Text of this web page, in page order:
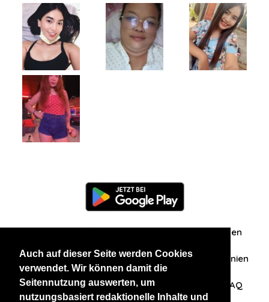
Auch auf dieser Seite werden Cookies
verwendet. Wir können damit die
Seitennutzung auswerten, um
nutzungsbasiert redaktionelle Inhalte und
Zuschriften/Erfahrungen
Datenschutzerklärung AGB Datenschutzrichtlinien
Nehmen Sie Kontakt mit uns auf FAQ